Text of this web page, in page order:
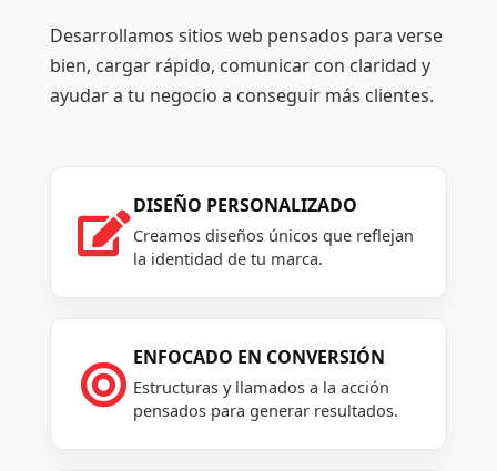
Desarrollamos sitios web pensados para verse
bien, cargar rápido, comunicar con claridad y
ayudar a tu negocio a conseguir más clientes.

DISEÑO PERSONALIZADO
Creamos diseños únicos que reflejan
la identidad de tu marca.

ENFOCADO EN CONVERSIÓN
Estructuras y llamados a la acción
pensados para generar resultados.